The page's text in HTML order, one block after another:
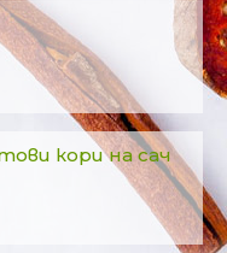
кори на сач